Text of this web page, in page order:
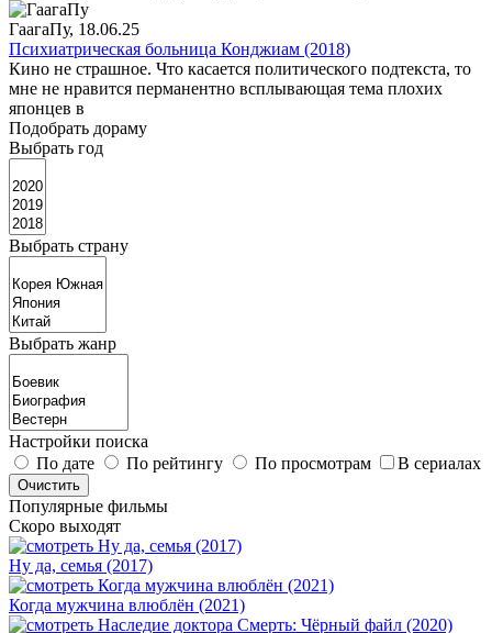
ГаагаПу, 18.06.25
Психиатрическая больница Конджиам (2018)
Кино не страшное. Что касается политического подтекста, то
мне не нравится перманентно всплывающая тема плохих
японцев в
Подобрать дораму
Выбрать год
Выбрать страну
Выбрать жанр
Настройки поиска
По дате
По рейтингу По просмотрам В сериалах
Популярные фильмы
Скоро выходят
Ну да, семья (2017)
Когда мужчина влюблён (2021)